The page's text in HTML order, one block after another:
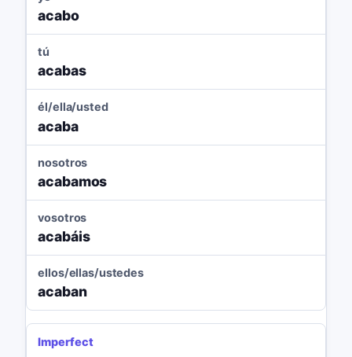
acabo
tú
acabas
él/ella/usted
acaba
nosotros
acabamos
vosotros
acabáis
ellos/ellas/ustedes
acaban
Imperfect